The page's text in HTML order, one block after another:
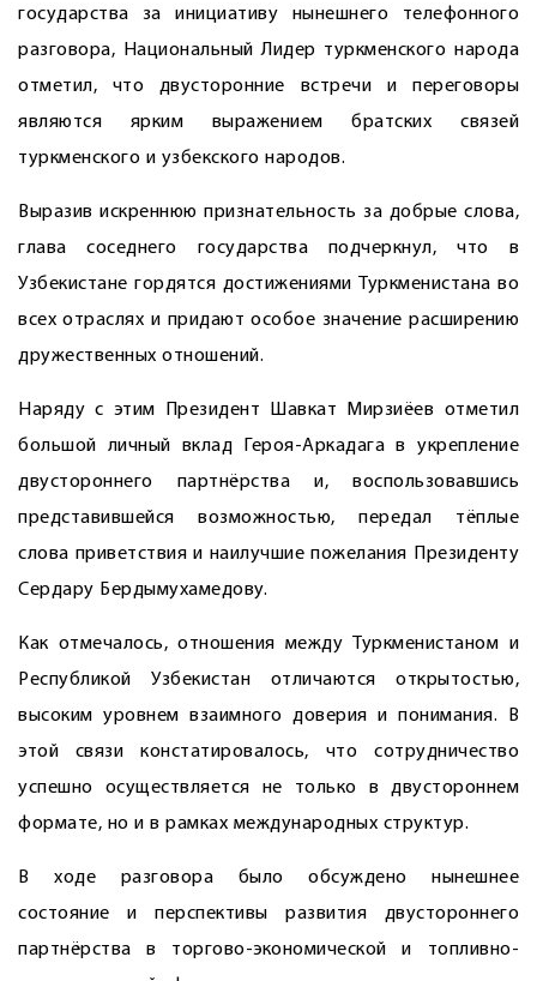
государства за инициативу нынешнего телефонного
разговора, Национальный Лидер туркменского народа
отметил, что двусторонние встречи и переговоры
являются ярким выражением братских связей
туркменского и узбекского народов.
Выразив искреннюю признательность за добрые слова,
глава соседнего государства подчеркнул, что в
Узбекистане гордятся достижениями Туркменистана во
всех отраслях и придают особое значение расширению
дружественных отношений.
Наряду с этим Президент Шавкат Мирзиёев отметил
большой личный вклад ­Героя-Аркадага в укрепление
двустороннего партнёрства и, воспользовавшись
представившейся возможностью, передал тёплые
слова приветствия и наилучшие пожелания Президенту
Сердару Бердымухамедову.
Как отмечалось, отношения между Туркменистаном и
Республикой Узбекистан отличаются открытостью,
высоким уровнем взаимного доверия и понимания. В
этой связи констатировалось, что сотрудничество
успешно осуществляется не только в двустороннем
формате, но и в рамках международных структур.
В ходе разговора было обсуждено нынешнее
состояние и перспективы развития двустороннего
партнёрства в торгово-экономической и топливно-